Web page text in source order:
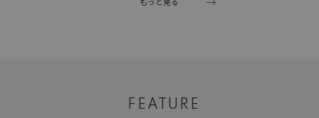
もっと見る
FEATURE